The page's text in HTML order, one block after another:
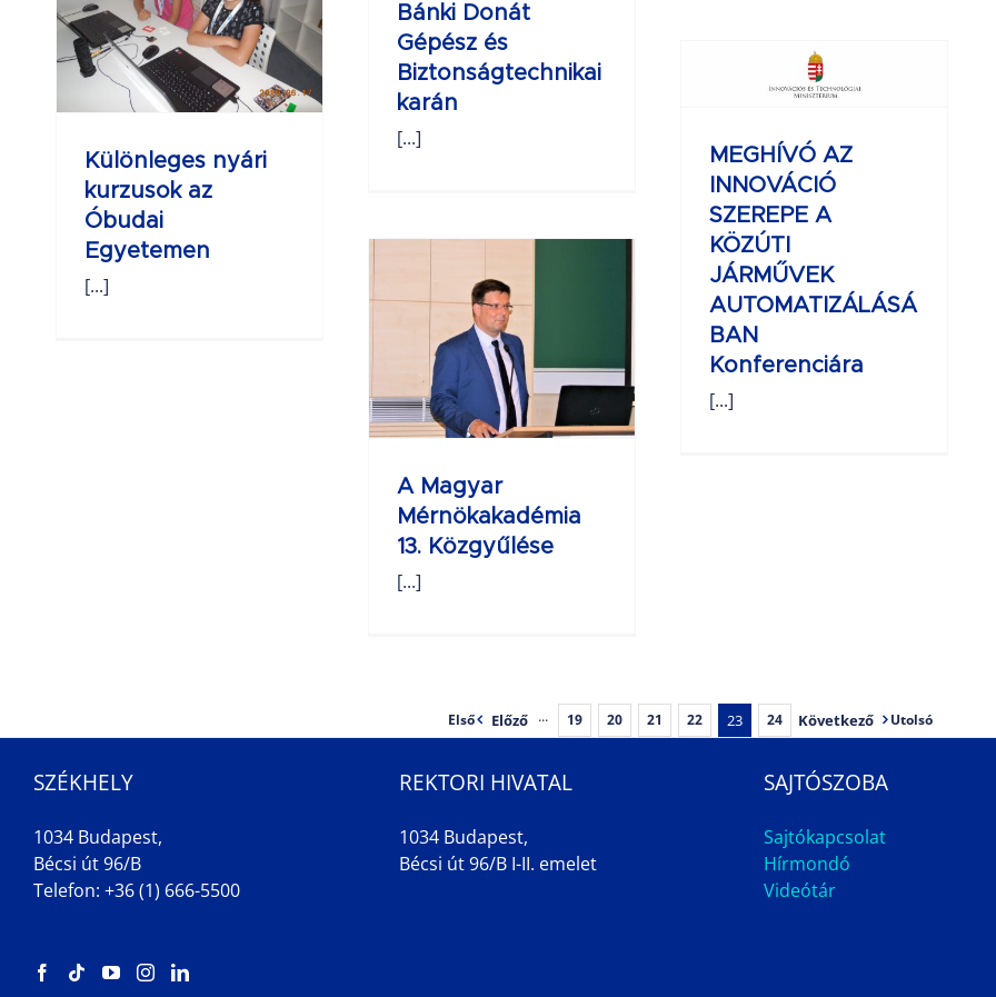
Bánki Donát
Gépész és
Biztonságtechnikai
karán
[...]
Különleges nyári
kurzusok az
Óbudai
Egyetemen
[...]
INNOVÁCIÓ
SZEREPE A
KÖZÚTI
AUTOMATIZÁLÁSÁBAN
MEGHÍVÓ AZ
INNOVÁCIÓ
SZEREPE A
KÖZÚTI
JÁRMŰVEK
AUTOMATIZÁLÁSÁ
BAN
Konferenciára
[...]
A Magyar
Mérnökakadémia
13. Közgyűlése
[...]
Első Előző ··· 19 20 21 22 23 24 Következő Utolsó
SZÉKHELY
1034 Budapest,
Bécsi út 96/B
Telefon: +36 (1) 666-5500
REKTORI HIVATAL
1034 Budapest,
Bécsi út 96/B I-II. emelet
SAJTÓSZOBA
Sajtókapcsolat
Hírmondó
Videótár